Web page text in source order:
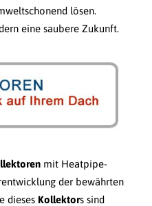
lösen.
eine saubere Zukunft.
mit Heatpipe-
der bewährten
dieses Kollektors sind